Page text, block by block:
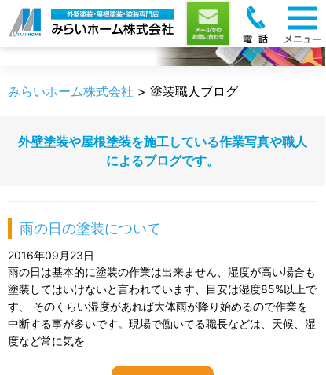
職人のうんちく
みらいホーム株式会社 > 塗装職人ブログ
外壁塗装や屋根塗装を施工している作業写真や職人
によるブログです。
雨の日の塗装について
2016年09月23日
雨の日は基本的に塗装の作業は出来ません、湿度が高い場合も
塗装してはいけないと言われています、目安は湿度85%以上で
す、 そのくらい湿度があれば大体雨が降り始めるので作業を
中断する事が多いです。現場で働いてる職長などは、天候、湿
度など常に気を